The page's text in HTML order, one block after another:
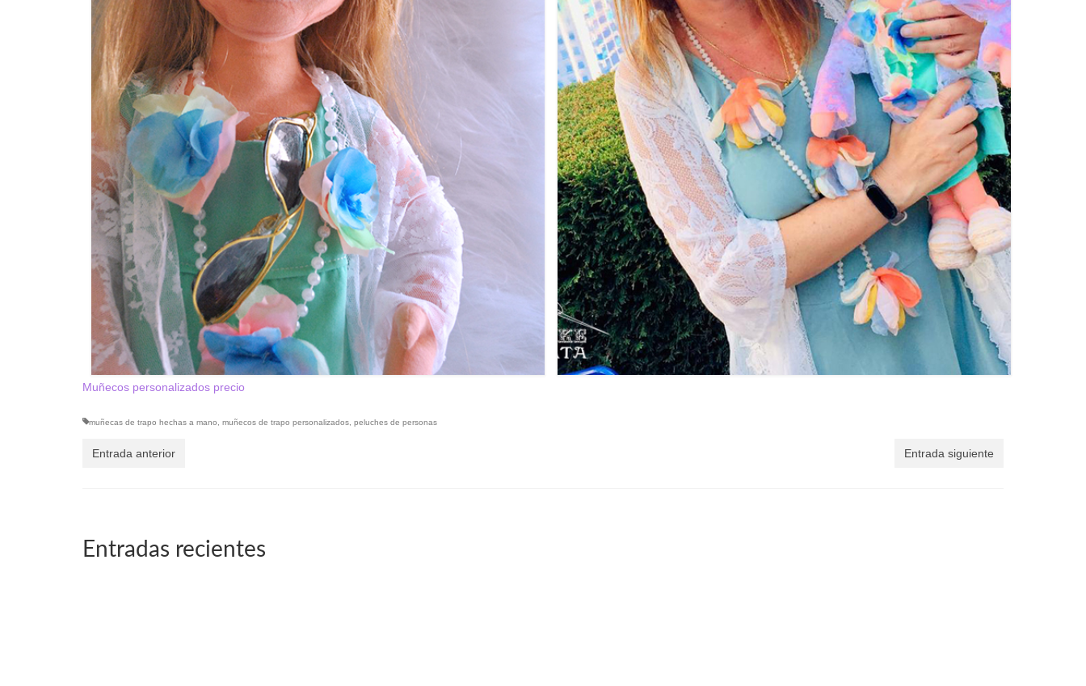
Muñecos personalizados precio
muñecas de trapo hechas a mano muñecos de trapo personalizados peluches de personas
Entrada anterior Entrada siguiente
Entradas recientes